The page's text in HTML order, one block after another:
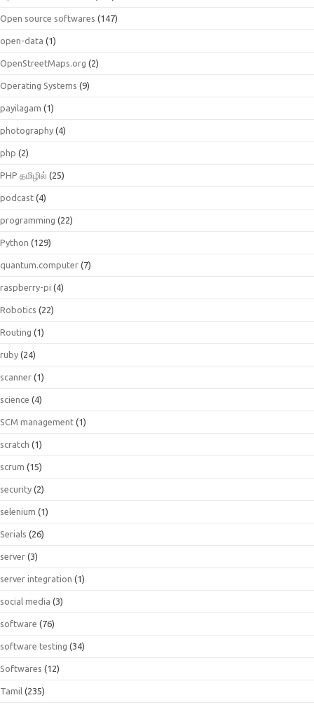
Open source softwares (147)
open-data (1)
OpenStreetMaps.org (2)
Operating Systems (9)
payilagam (1)
photography (4)
php (2)
PHP தமிழில் (25)
podcast (4)
programming (22)
Python (129)
quantum.computer (7)
raspberry-pi (4)
Robotics (22)
Routing (1)
ruby (24)
scanner (1)
science (4)
SCM management (1)
scratch (1)
scrum (15)
security (2)
selenium (1)
Serials (26)
server (3)
server integration (1)
social media (3)
software (76)
software testing (34)
Softwares (12)
Tamil (235)